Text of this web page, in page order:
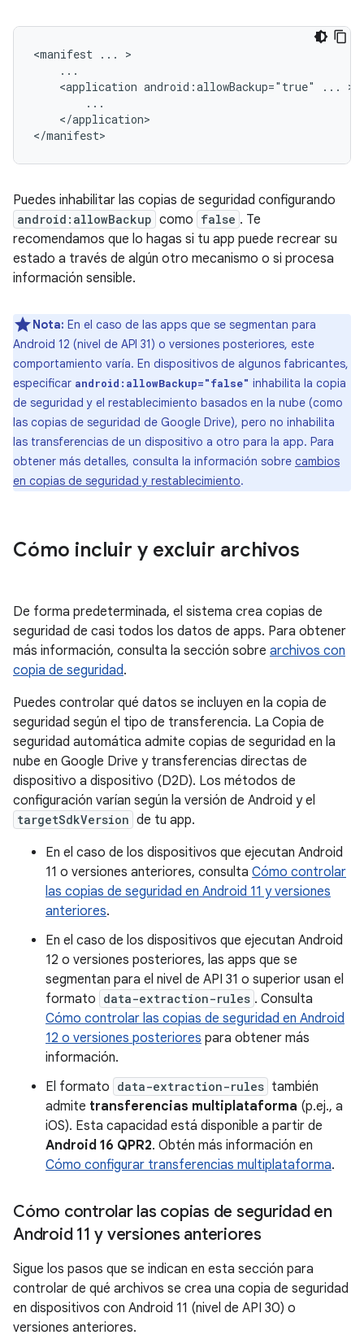
<manifest ...
<application android:allowBackup="true" ...
</application>
Puedes inhabilitar las copias de seguridad configurando
android:allowBackup como false . Te
recomendamos que lo hagas si tu app puede recrear su
estado a través de algún otro mecanismo o si procesa
información sensible.
Nota: En el caso de las apps que se segmentan para
Android 12 (nivel de API 31) o versiones posteriores, este
comportamiento varía. En dispositivos de algunos fabricantes,
especificar android:allowBackup="false" inhabilita la copia
de seguridad y el restablecimiento basados en la nube (como
las copias de seguridad de Google Drive), pero no inhabilita
las transferencias de un dispositivo a otro para la app. Para
obtener más detalles, consulta la información sobre cambios
en copias de seguridad y restablecimiento.
Cómo incluir y excluir archivos
De forma predeterminada, el sistema crea copias de
seguridad de casi todos los datos de apps. Para obtener
más información, consulta la sección sobre archivos con
copia de seguridad.
Puedes controlar qué datos se incluyen en la copia de
seguridad según el tipo de transferencia. La Copia de
seguridad automática admite copias de seguridad en la
nube en Google Drive y transferencias directas de
dispositivo a dispositivo (D2D). Los métodos de
configuración varían según la versión de Android y el
targetSdkVersion de tu app.
En el caso de los dispositivos que ejecutan Android
11 o versiones anteriores, consulta Cómo controlar
las copias de seguridad en Android 11 y versiones
anteriores.
En el caso de los dispositivos que ejecutan Android
12 o versiones posteriores, las apps que se
segmentan para el nivel de API 31 o superior usan el
formato data-extraction-rules . Consulta
Cómo controlar las copias de seguridad en Android
12 o versiones posteriores para obtener más
información.
El formato data-extraction-rules también
admite transferencias multiplataforma (p.ej., a
iOS). Esta capacidad está disponible a partir de
Android 16 QPR2. Obtén más información en
Cómo configurar transferencias multiplataforma.
Cómo controlar las copias de seguridad en
Android 11 y versiones anteriores
Sigue los pasos que se indican en esta sección para
controlar de qué archivos se crea una copia de seguridad
en dispositivos con Android 11 (nivel de API 30) o
versiones anteriores.